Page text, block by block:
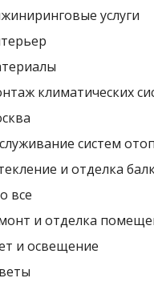
услуги
климатических
систем
и отделка
все
и отделка
и освещение